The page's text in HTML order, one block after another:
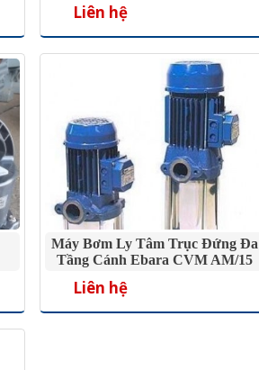
Liên hệ
Máy Bơm Ly Tâm Trục Đứng Đa
Tầng Cánh Ebara CVM AM/15
Liên hệ